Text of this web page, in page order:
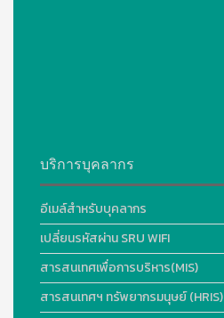
บริการบุคลากร
อีเมล์สำหรับบุคลากร
เปลี่ยนรหัสผ่าน SRU WIFI
สารสนเทศเพื่อการบริหาร(MIS)
สารสนเทศฯ ทรัพยากรมนุษย์ (HRIS)